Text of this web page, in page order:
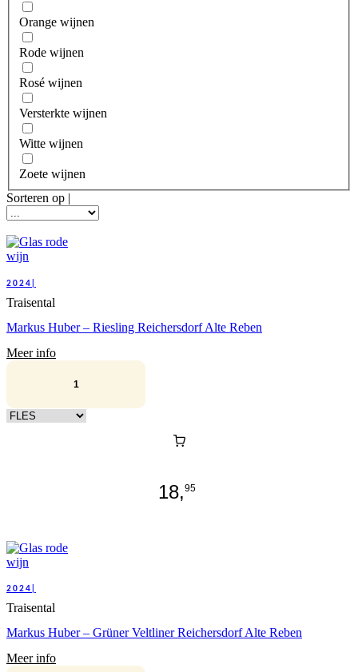
Orange wijnen
Rode wijnen
Rosé wijnen
Versterkte wijnen
Witte wijnen
Zoete wijnen
Sorteren op |
2024|
Traisental
Markus Huber – Riesling Reichersdorf Alte Reben
Meer info
Kies verpakking
18,95
2024|
Traisental
Markus Huber – Grüner Veltliner Reichersdorf Alte Reben
Meer info